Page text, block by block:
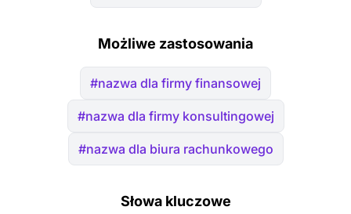
Możliwe zastosowania
#nazwa dla firmy finansowej
#nazwa dla firmy konsultingowej
#nazwa dla biura rachunkowego
Słowa kluczowe